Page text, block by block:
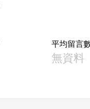
平均留言
無資料